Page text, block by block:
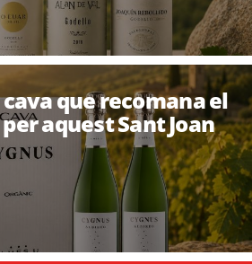
que recomana el
aquest Sant Joan